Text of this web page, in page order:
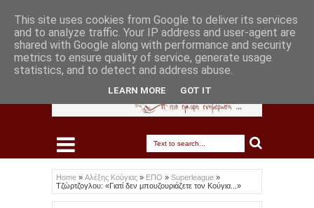
Home » Αλέξης Κούγιας » ΕΠΟ » Superleague »
Τζώρτζογλου: «Γιατί δεν μπουζουριάζετε τον Κούγια...»
This site uses cookies from Google to deliver its services
and to analyze traffic. Your IP address and user-agent are
shared with Google along with performance and security
metrics to ensure quality of service, generate usage
statistics, and to detect and address abuse.
LEARN MORE GOT IT